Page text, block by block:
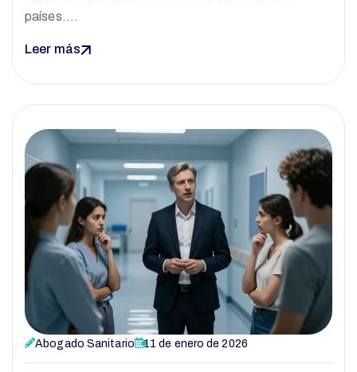
países.…
Leer más
Abogado Sanitario 11 de enero de 2026